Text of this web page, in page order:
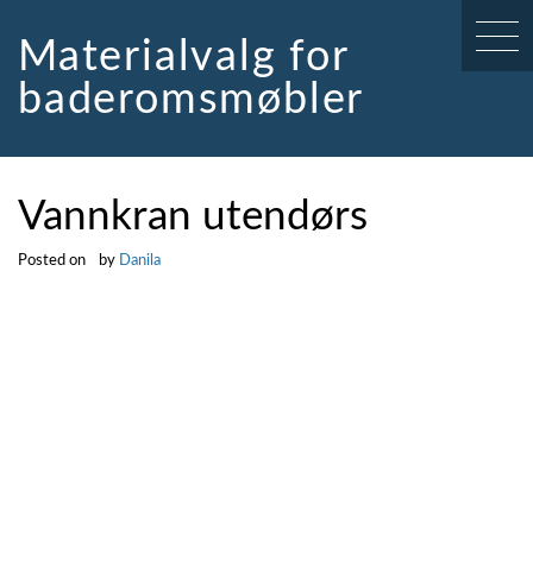
contentMaterialvalg for
baderomsmøbler
Vannkran utendørs
Posted on by Danila